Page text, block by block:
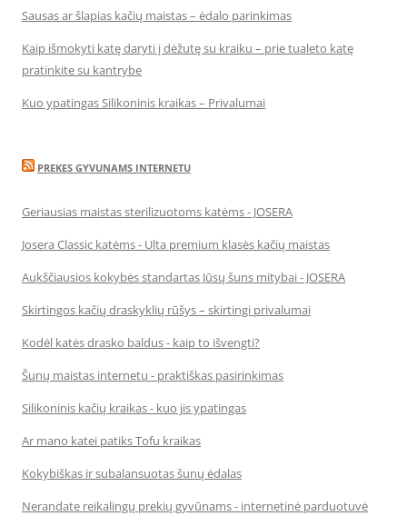
Sausas ar šlapias kačių maistas – ėdalo parinkimas
Kaip išmokyti katę daryti į dėžutę su kraiku – prie tualeto katę
pratinkite su kantrybe
Kuo ypatingas Silikoninis kraikas – Privalumai
PREKES GYVUNAMS INTERNETU
Geriausias maistas sterilizuotoms katėms - JOSERA
Josera Classic katėms - Ulta premium klasės kačių maistas
Aukščiausios kokybės standartas Jūsų šuns mitybai - JOSERA
Skirtingos kačių draskyklių rūšys – skirtingi privalumai
Kodėl katės drasko baldus - kaip to išvengti?
Šunų maistas internetu - praktiškas pasirinkimas
Silikoninis kačių kraikas - kuo jis ypatingas
Ar mano katei patiks Tofu kraikas
Kokybiškas ir subalansuotas šunų ėdalas
Nerandate reikalingų prekių gyvūnams - internetinė parduotuvė